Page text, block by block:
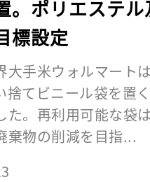
。ポリエステ
標設定
手米ウォルマート
捨てビニール袋を置
た。再利用可能な袋
棄物の削減を目指...